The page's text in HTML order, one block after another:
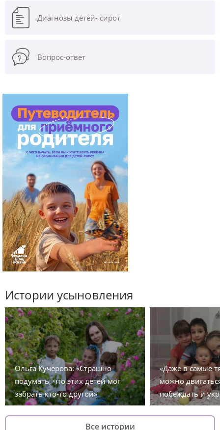
Диагнозы детей- сирот
Вопрос-ответ
Истории усыновления
Ольга Кучерова: «Страшно
подумать, что этих детей мог
забрать кто-то другой»
«Даже в самые
можно
побеждать и
Все истории